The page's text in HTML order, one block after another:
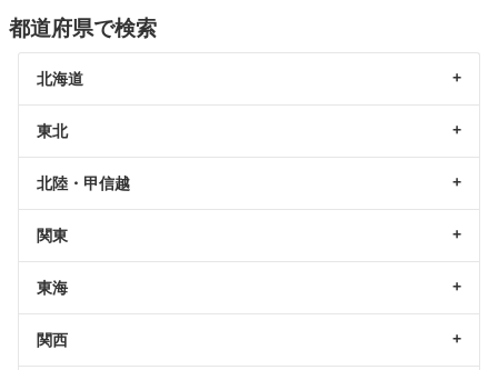
都道府県で検索
北海道
東北
北陸・甲信越
関東
東海
関西